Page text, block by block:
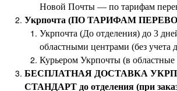
Новой Почты — по тарифам
Укрпочта (ПО ТАРИФАМ
Укрпочта (До отделения) до 3
областными центрами (без учета
Курьером Укрпочты (в
БЕСПЛАТНАЯ ДОСТАВКА
СТАНДАРТ до отделения (при